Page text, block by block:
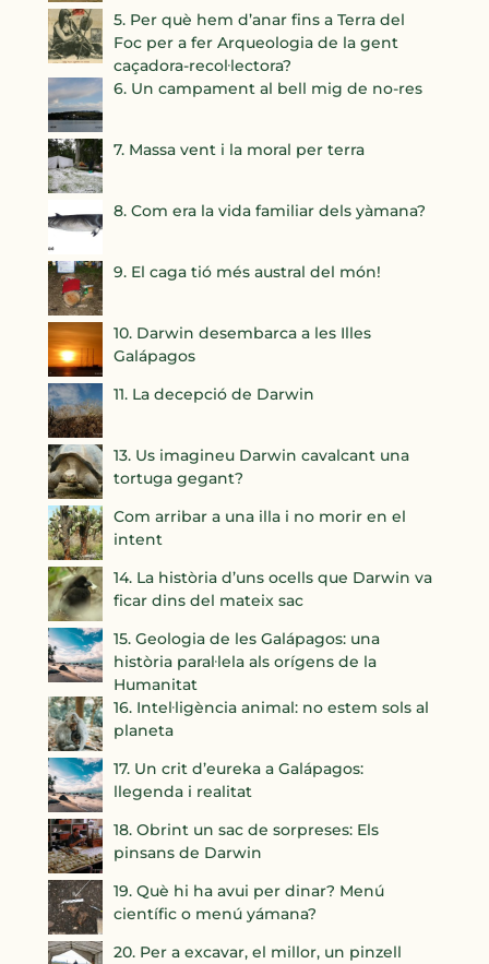
5. Per què hem d’anar fins a Terra del
Foc per a fer Arqueologia de la gent
caçadora-recol·lectora?
6. Un campament al bell mig de no-res
7. Massa vent i la moral per terra
8. Com era la vida familiar dels yàmana?
9. El caga tió més austral del món!
10. Darwin desembarca a les Illes
Galápagos
11. La decepció de Darwin
13. Us imagineu Darwin cavalcant una
tortuga gegant?
Com arribar a una illa i no morir en el
intent
14. La història d’uns ocells que Darwin va
ficar dins del mateix sac
15. Geologia de les Galápagos: una
història paral·lela als orígens de la
Humanitat
16. Intel·ligència animal: no estem sols al
planeta
17. Un crit d’eureka a Galápagos:
llegenda i realitat
18. Obrint un sac de sorpreses: Els
pinsans de Darwin
19. Què hi ha avui per dinar? Menú
científic o menú yámana?
20. Per a excavar, el millor, un pinzell